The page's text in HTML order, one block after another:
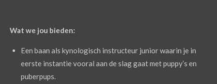
Wat we jou bieden:
Een baan als kynologisch instructeur junior waarin je in
eerste instantie vooral aan de slag gaat met puppy’s en
puberpups.